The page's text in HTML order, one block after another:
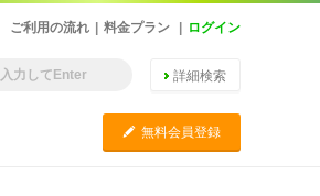
ご利用の流れ 料金プラン ログイン
詳細検索
C 無料会員登録